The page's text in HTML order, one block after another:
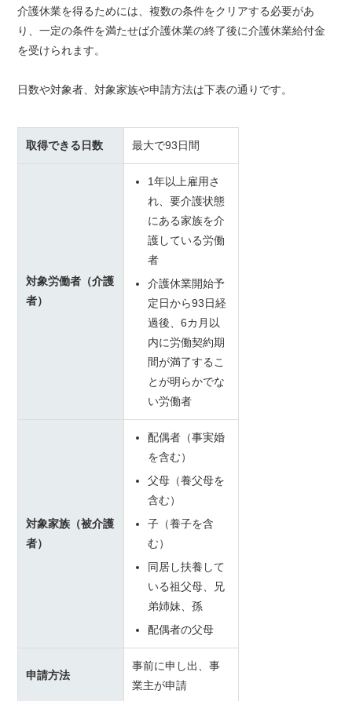
介護休業を得るためには、複数の条件をクリアする必要があ
り、一定の条件を満たせば介護休業の終了後に介護休業給付金
を受けられます。
日数や対象者、対象家族や申請方法は下表の通りです。
取得できる日数 最大で93日間
対象労働者（介護
者）
1年以上雇用さ
れ、要介護状態
にある家族を介
護している労働
者
介護休業開始予
定日から93日経
過後、6カ月以
内に労働契約期
間が満了するこ
とが明らかでな
い労働者
対象家族（被介護
者）
配偶者（事実婚
を含む）
父母（養父母を
含む）
子（養子を含
む）
同居し扶養して
いる祖父母、兄
弟姉妹、孫
配偶者の父母
申請方法
事前に申し出、事
業主が申請